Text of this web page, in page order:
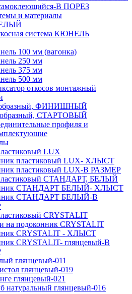
В ПОРЕЗ
и материалы
система КЮНЕЛЬ
100 мм (вагонка)
250 мм
375 мм
500 мм
откосов монтажный
ФИНИШНЫЙ
СТАРТОВЫЙ
профиля и
LUX
пластиковый LUX- ХЛЫСТ
пластиковый LUX-В РАЗМЕР
СТАНДАРТ, БЕЛЫЙ
СТАНДАРТ БЕЛЫЙ- ХЛЫСТ
СТАНДАРТ БЕЛЫЙ-В
CRYSTALIT
на подоконник CRYSTALIT
CRYSTALIT - ХЛЫСТ
CRYSTALIT- глянцевый-В
глянцевый-011
глянцевый-019
глянцевый-021
натуральный глянцевый-016